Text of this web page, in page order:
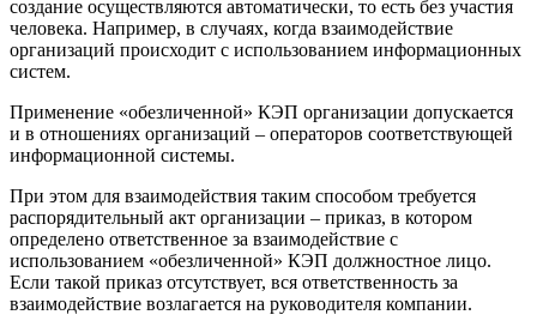
создание осуществляются автоматически, то есть без участия
человека. Например, в случаях, когда взаимодействие
организаций происходит с использованием информационных
систем.
Применение «обезличенной» КЭП организации допускается
и в отношениях организаций – операторов соответствующей
информационной системы.
При этом для взаимодействия таким способом требуется
распорядительный акт организации – приказ, в котором
определено ответственное за взаимодействие с
использованием «обезличенной» КЭП должностное лицо.
Если такой приказ отсутствует, вся ответственность за
взаимодействие возлагается на руководителя компании.